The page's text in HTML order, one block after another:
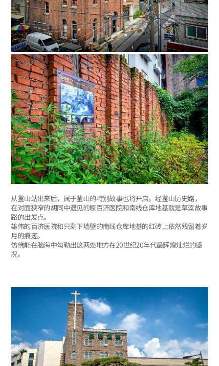
从釜山站出来后，属于釜山的特别故事也将开启。经釜山历史路，
在对面狭窄的胡同中遇见的原百济医院和南线仓库地基就是草粱故事
路的出发点。
雄伟的百济医院和只剩下墙壁的南线仓库地基的红砖上依然残留着岁
月的痕迹。
仿佛能在脑海中勾勒出这两处地方在20世纪20年代最辉煌灿烂的盛
况。